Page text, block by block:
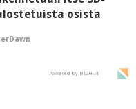
osista
Powered by HIGH.FI